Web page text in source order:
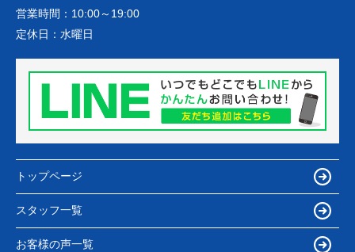
営業時間： 10:00～19:00
定休日： 水曜日
トップページ
スタッフ一覧
お客様の声一覧